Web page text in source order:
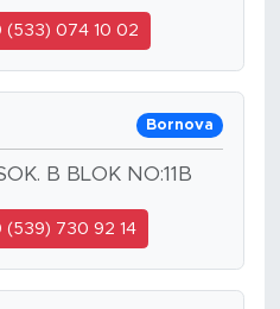
(533) 074 10 02
Bornova
B BLOK NO:11B
(539) 730 92 14